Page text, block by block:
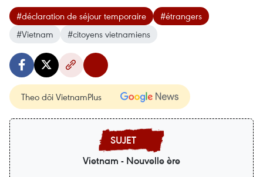
#déclaration de séjour temporaire
#étrangers
#Vietnam
#citoyens vietnamiens
Theo dõi VietnamPlus
Vietnam - Nouvelle ère